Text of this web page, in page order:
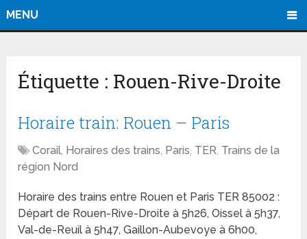
MENU
Étiquette : Rouen-Rive-Droite
Horaire train: Rouen – Paris
Corail, Horaires des trains, Paris, TER, Trains de la
région Nord
Horaire des trains entre Rouen et Paris TER 85002 :
Départ de Rouen-Rive-Droite à 5h26, Oissel à 5h37,
Val-de-Reuil à 5h47, Gaillon-Aubevoye à 6h00,